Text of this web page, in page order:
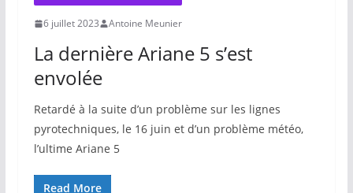
6 juillet 2023 Antoine Meunier
La dernière Ariane 5 s’est
envolée
Retardé à la suite d’un problème sur les lignes
pyrotechniques, le 16 juin et d’un problème météo,
l’ultime Ariane 5
Read More